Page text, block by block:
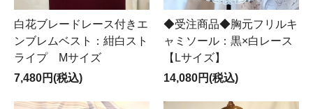
白花ブレードレース付きエ
ンブレムベスト：紺白スト
ライプ Mサイズ
7,480円(税込)
◆受注商品◆胸元フリルキ
ャミソール：黒×白レース
【Lサイズ】
14,080円(税込)